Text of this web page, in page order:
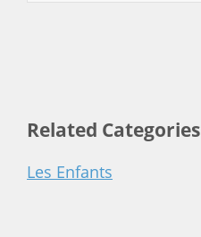
Related Categories
Les Enfants